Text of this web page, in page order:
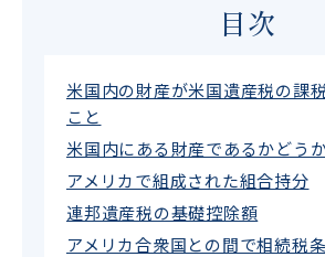
目次
米国内の財産が米国遺産税の課
こと
米国内にある財産であるかどう
アメリカで組成された組合持分
連邦遺産税の基礎控除額
アメリカ合衆国との間で相続税